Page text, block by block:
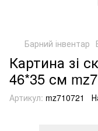
Барний інвентар
Картина зі
46*35 см
Артикул: mz710721